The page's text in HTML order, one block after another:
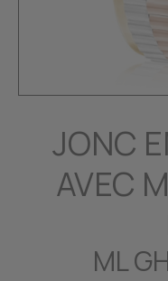
JONC
AVEC
ML